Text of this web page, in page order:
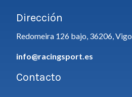
Dirección
Redomeira 126 bajo, 36206, Vigo
info@racingsport.es
Contacto